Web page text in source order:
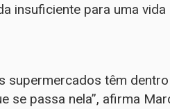
insuficiente para uma
supermercados têm
se passa nela”, afirma